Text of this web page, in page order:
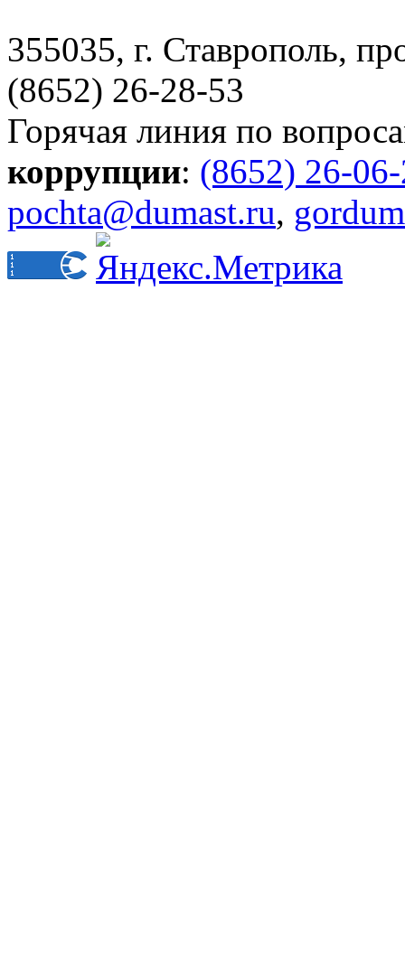
355035, г. Ставрополь,
(8652) 26-28-53
Горячая линия по
коррупции: (8652) 26-
pochta@dumast.ru,